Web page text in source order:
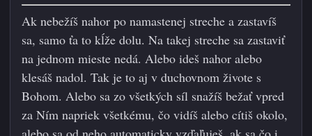
Ak nebežíš nahor po namastenej streche a zastavíš
sa, samo ťa to kĺže dolu. Na takej streche sa zastaviť
na jednom mieste nedá. Alebo ideš nahor alebo
klesáš nadol. Tak je to aj v duchovnom živote s
Bohom. Alebo sa zo všetkých síl snažíš bežať vpred
za Ním napriek všetkému, čo vidíš alebo cítiš okolo,